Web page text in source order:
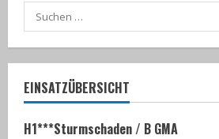
Suchen
nach:
EINSATZÜBERSICHT
H1***Sturmschaden / B GMA